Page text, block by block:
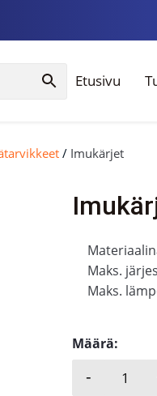
Etusivu
/ Imukärjet
Maks.
Maks.
Määrä:
-